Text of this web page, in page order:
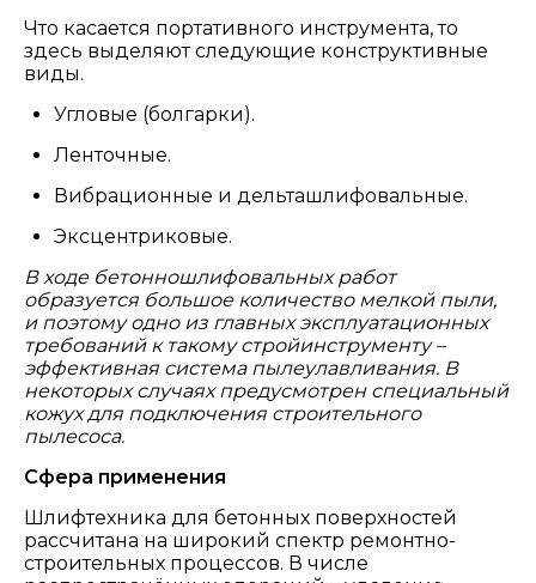
Что касается портативного инструмента, то
здесь выделяют следующие конструктивные
виды.
Угловые (болгарки).
Ленточные.
Вибрационные и дельташлифовальные.
Эксцентриковые.
В ходе бетонношлифовальных работ
образуется большое количество мелкой пыли,
и поэтому одно из главных эксплуатационных
требований к такому стройинструменту –
эффективная система пылеулавливания. В
некоторых случаях предусмотрен специальный
кожух для подключения строительного
пылесоса.
Сфера применения
Шлифтехника для бетонных поверхностей
рассчитана на широкий спектр ремонтно-
строительных процессов. В числе